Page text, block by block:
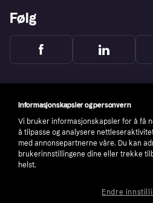
Følg
Informasjonskapsler og personvern
Vi bruker informasjonskapsler for å få
å tilpasse og analysere
med annonsepartnerne våre. Du kan
brukerinnstillingene dine eller trekke
helst.
Endre